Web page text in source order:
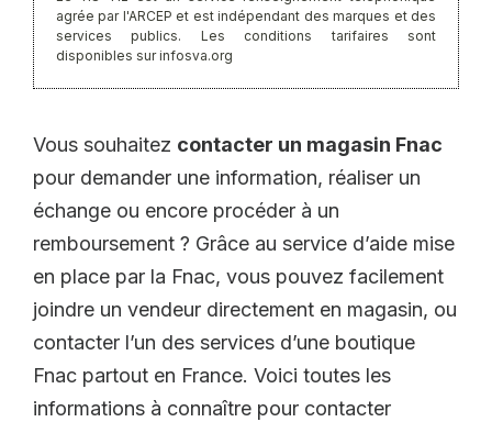
agrée par l'ARCEP et est indépendant des marques et des
services publics. Les conditions tarifaires sont
disponibles sur infosva.org
Vous souhaitez contacter un magasin Fnac
pour demander une information, réaliser un
échange ou encore procéder à un
remboursement ? Grâce au service d’aide mise
en place par la Fnac, vous pouvez facilement
joindre un vendeur directement en magasin, ou
contacter l’un des services d’une boutique
Fnac partout en France. Voici toutes les
informations à connaître pour contacter